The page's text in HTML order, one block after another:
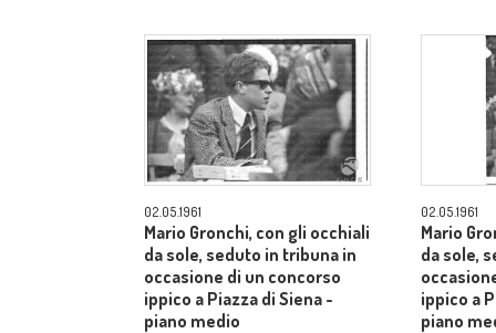
02.05.1961
Mario Gronchi, con gli occhiali
da sole, seduto in tribuna in
occasione di un concorso
ippico a Piazza di Siena -
piano medio
02.05.1961
Mario
da sole,
ippico a
piano